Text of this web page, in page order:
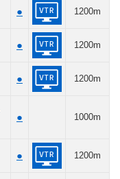
● 1200m
● 1200m
● 1200m
● 1000m
● 1200m